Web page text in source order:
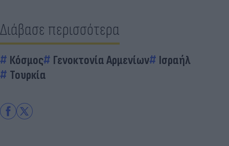
Διάβασε περισσότερα
Κόσμος Γενοκτονία Αρμενίων
Ισραήλ
Τουρκία